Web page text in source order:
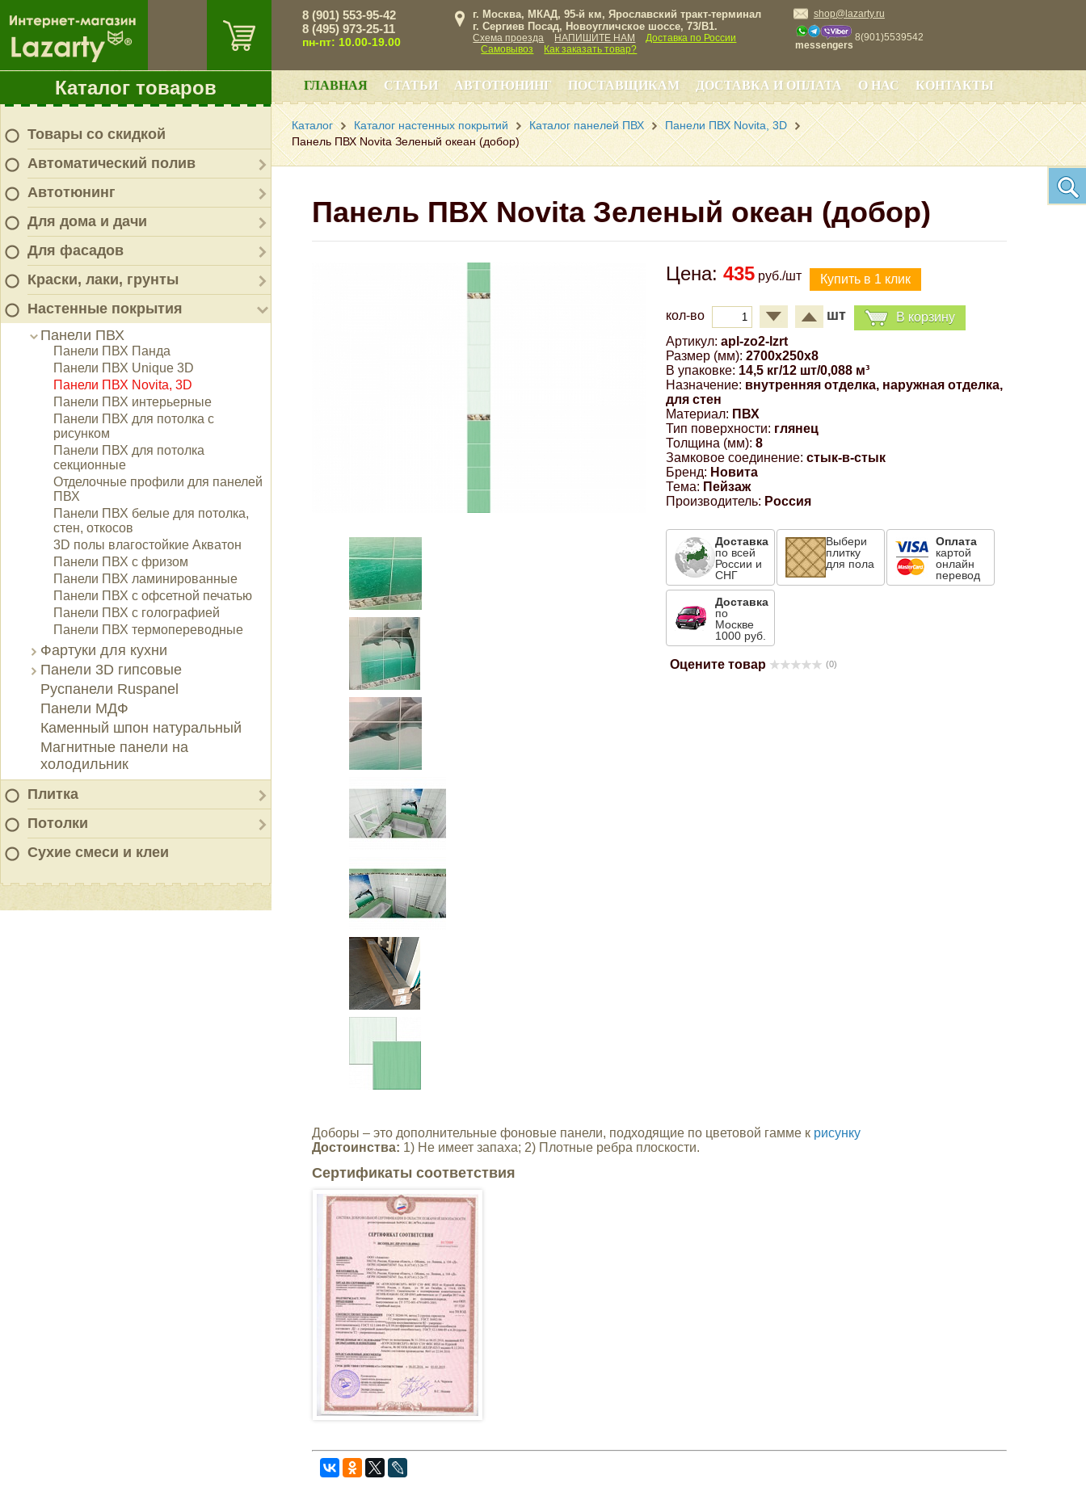
Каталог товаров
Товары со скидкой
Автоматический полив
Автотюнинг
Для дома и дачи
Для фасадов
Краски, лаки, грунты
Настенные покрытия
Панели ПВХ
Панели ПВХ Панда
Панели ПВХ Unique 3D
Панели ПВХ Novita, 3D
Панели ПВХ интерьерные
Панели ПВХ для потолка с
рисунком
Панели ПВХ для потолка
секционные
Отделочные профили для панелей
ПВХ
Панели ПВХ белые для потолка,
стен, откосов
3D полы влагостойкие Акватон
Панели ПВХ с фризом
Панели ПВХ ламинированные
Панели ПВХ с офсетной печатью
Панели ПВХ с голографией
Панели ПВХ термопереводные
Фартуки для кухни
Панели 3D гипсовые
Руспанели Ruspanel
Панели МДФ
Каменный шпон натуральный
Магнитные панели на
холодильник
Плитка
Потолки
Сухие смеси и клеи
8 (901) 553-95-42
8 (495) 973-25-11
пн-пт: 10.00-19.00
г. Москва, МКАД, 95-й км, Ярославский тракт-терминал
г. Сергиев Посад, Новоугличское шоссе, 73/B1.
Схема проезда НАПИШИТЕ НАМ
Доставка по России
Самовывоз
Как заказать товар?
shop@lazarty.ru
messengers
8(901)5539542
ГЛАВНАЯ СТАТЬИ АВТОТЮНИНГ ПОСТАВЩИКАМ ДОСТАВКА И ОПЛАТА О НАС КОНТАКТЫ
Каталог Каталог настенных покрытий Каталог панелей ПВХ
Панели ПВХ Novita, 3D
Панель ПВХ Novita Зеленый океан (добор)
Панель ПВХ Novita Зеленый океан (добор)
Цена:435 руб./шт
кол-во шт
В корзину
Артикул: apl-zo2-lzrt
Размер (мм): 2700x250x8
В упаковке: 14,5 кг/12 шт/0,088 м³
Назначение: внутренняя отделка, наружная отделка,
для стен
Материал: ПВХ
Тип поверхности: глянец
Толщина (мм): 8
Замковое соединение: стык-в-стык
Бренд: Новита
Тема: Пейзаж
Производитель: Россия
Доставка
по всей
России и
СНГ
Выбери
плитку
для пола
Оплата
картой
онлайн
перевод
Доставка
по
Москве
1000 руб.
Оцените товар (0)
Доборы – это дополнительные фоновые панели, подходящие по цветовой гамме к рисунку
Достоинства: 1) Не имеет запаха; 2) Плотные ребра плоскости.
Сертификаты соответствия